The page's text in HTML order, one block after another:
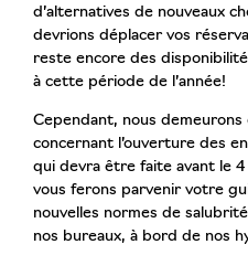
d’alternatives de nouveaux
devrions déplacer vos
reste encore des
à cette période de l’année!
Cependant, nous demeurons
concernant l’ouverture des
qui devra être faite avant le
vous ferons parvenir votre
nouvelles normes de
nos bureaux, à bord de nos